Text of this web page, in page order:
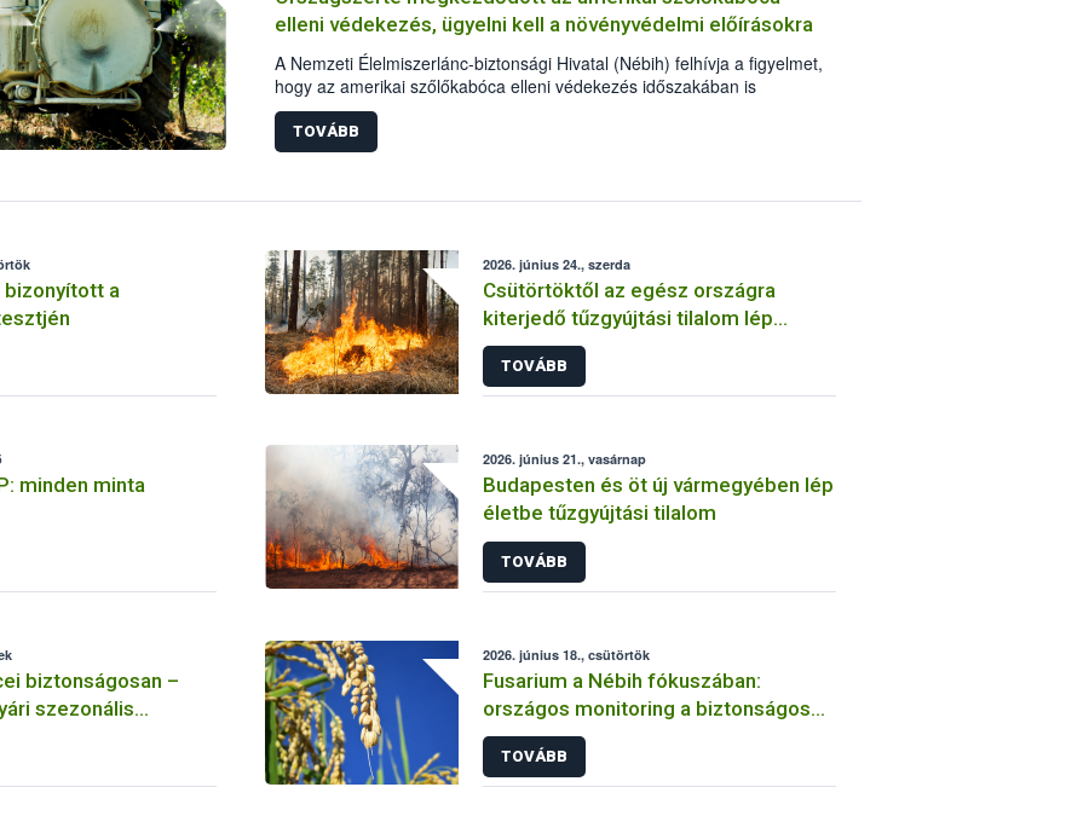
elleni védekezés, ügyelni kell a növényvédelmi előírásokra
A Nemzeti Élelmiszerlánc-biztonsági Hivatal (Nébih) felhívja a figyelmet,
hogy az amerikai szőlőkabóca elleni védekezés időszakában is
elengedhetetlen a növényvédelmi előírások betartása. Kiemelten fontos,
hogy a szőlősgazdák engedélyezett növényvédő szereket
alkalmazzanak, a kezeléseket megfelelő technológiával végezzék el, és
szabályokat. A védekezés során a méhek és vadon élő beporzókat is
TOVÁBB
bizonyított a
2026. június 24., szerda
Csütörtöktől az egész országra
kiterjedő tűzgyújtási tilalom lép
életbe
TOVÁBB
minden minta
2026. június 21., vasárnap
Budapesten és öt új vármegyében lép
életbe tűzgyújtási tilalom
TOVÁBB
biztonságosan –
szezonális
2026. június 18., csütörtök
Fusarium a Nébih fókuszában:
országos monitoring a biztonságos
gabonatermésért
TOVÁBB